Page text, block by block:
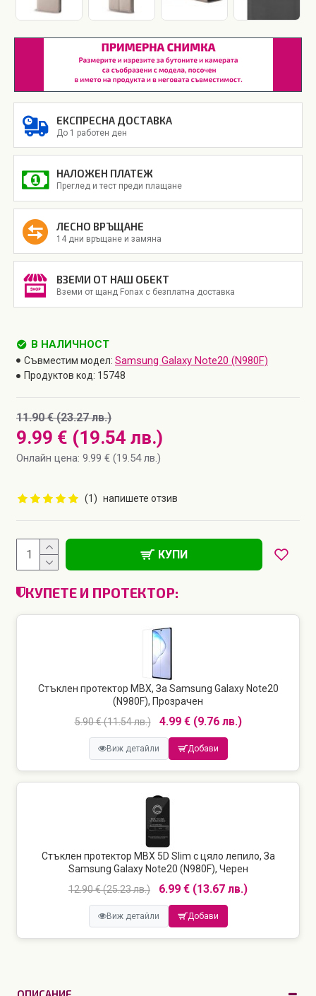
ЕКСПРЕСНА ДОСТАВКА
До 1 работен ден
НАЛОЖЕН ПЛАТЕЖ
Преглед и тест преди плащане
ЛЕСНО ВРЪЩАНЕ
14 дни връщане и замяна
ВЗЕМИ ОТ НАШ ОБЕКТ
Вземи от щанд Fonax с безплатна доставка
(1) напишете отзив
9.99 € (19.54 лв.)
11.90 € (23.27 лв.)
Онлайн цена: 9.99 € (19.54 лв.)
В НАЛИЧНОСТ
Съвместим модел: Samsung Galaxy Note20 (N980F)
Продуктов код: 15748
КУПИ
КУПЕТЕ И ПРОТЕКТОР:
Стъклен протектор MBX, За Samsung Galaxy Note20
(N980F), Прозрачен
5.90 € (11.54 лв.)
4.99 € (9.76 лв.)
Виж детайли Добави
Стъклен протектор MBX 5D Slim с цяло лепило, За
Samsung Galaxy Note20 (N980F), Черен
12.90 € (25.23 лв.)
6.99 € (13.67 лв.)
Виж детайли Добави